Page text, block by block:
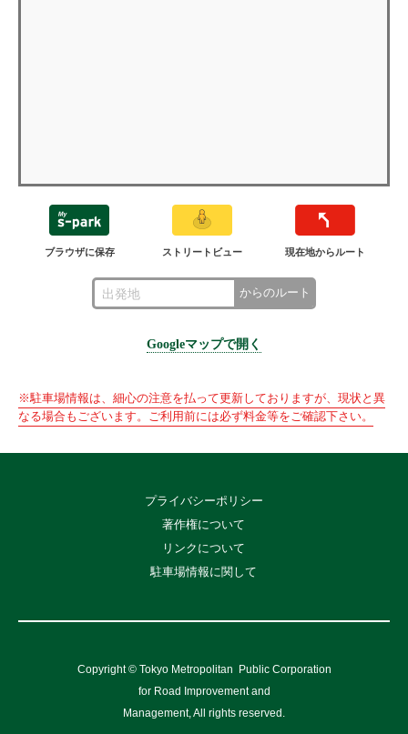
ブラウザに保存 ストリートビュー 現在地からルート
からのルート
Googleマップで開く
※駐車場情報は、細心の注意を払って更新しておりますが、現状と異
なる場合もございます。ご利用前には必ず料金等をご確認下さい。
プライバシーポリシー
著作権について
リンクについて
駐車場情報に関して
Copyright © Tokyo Metropolitan
Public Corporation
for Road Improvement and
Management, All rights reserved.